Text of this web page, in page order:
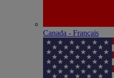
Canada - Français